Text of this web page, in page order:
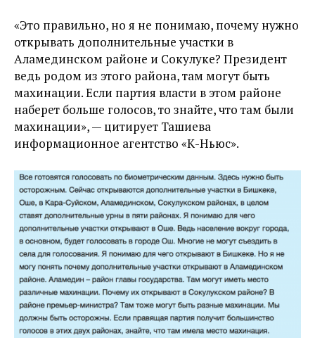
«Это правильно, но я не понимаю, почему нужно
открывать дополнительные участки в
Аламединском районе и Сокулуке? Президент
ведь родом из этого района, там могут быть
махинации. Если партия власти в этом районе
наберет больше голосов, то знайте, что там были
махинации», — цитирует Ташиева
информационное агентство «К-Ньюс».